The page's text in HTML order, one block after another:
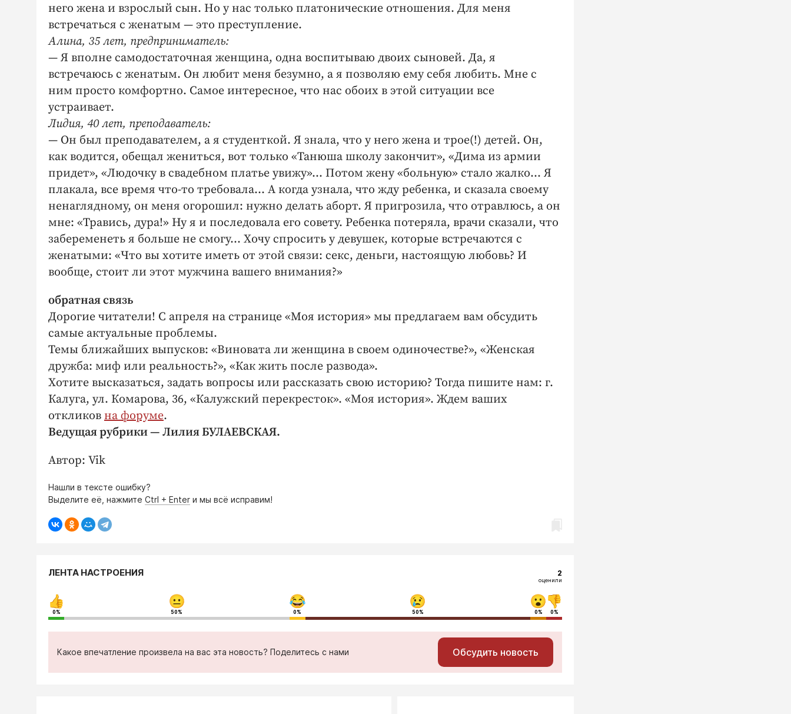
него жена и взрослый сын. Но у нас только платонические отношения. Для меня
встречаться с женатым — это преступление.
Алина, 35 лет, предприниматель:
— Я вполне самодостаточная женщина, одна воспитываю двоих сыновей. Да, я
встречаюсь с женатым. Он любит меня безумно, а я позволяю ему себя любить. Мне с
ним просто комфортно. Самое интересное, что нас обоих в этой ситуации все
устраивает.
Лидия, 40 лет, преподаватель:
— Он был преподавателем, а я студенткой. Я знала, что у него жена и трое(!) детей. Он,
как водится, обещал жениться, вот только «Танюша школу закончит», «Дима из армии
придет», «Людочку в свадебном платье увижу»… Потом жену «больную» стало жалко… Я
плакала, все время что-то требовала... А когда узнала, что жду ребенка, и сказала своему
ненаглядному, он меня огорошил: нужно делать аборт. Я пригрозила, что отравлюсь, а он
мне: «Травись, дура!» Ну я и последовала его совету. Ребенка потеряла, врачи сказали, что
забеременеть я больше не смогу… Хочу спросить у девушек, которые встречаются с
женатыми: «Что вы хотите иметь от этой связи: секс, деньги, настоящую любовь? И
вообще, стоит ли этот мужчина вашего внимания?»
обратная связь
Дорогие читатели! С апреля на странице «Моя история» мы предлагаем вам обсудить
самые актуальные проблемы.
Темы ближайших выпусков: «Виновата ли женщина в своем одиночестве?», «Женская
дружба: миф или реальность?», «Как жить после развода».
Хотите высказаться, задать вопросы или рассказать свою историю? Тогда пишите нам: г.
Калуга, ул. Комарова, 36, «Калужский перекресток». «Моя история». Ждем ваших
откликов на форуме.
Ведущая рубрики — Лилия БУЛАЕВСКАЯ.
Автор: Vik
Нашли в тексте ошибку?
Выделите её, нажмите Ctrl + Enter и мы всё исправим!
ЛЕНТА НАСТРОЕНИЯ 2
оценили
0% 50% 0% 50% 0% 0%
Какое впечатление произвела на вас эта новость? Поделитесь с нами Обсудить новость